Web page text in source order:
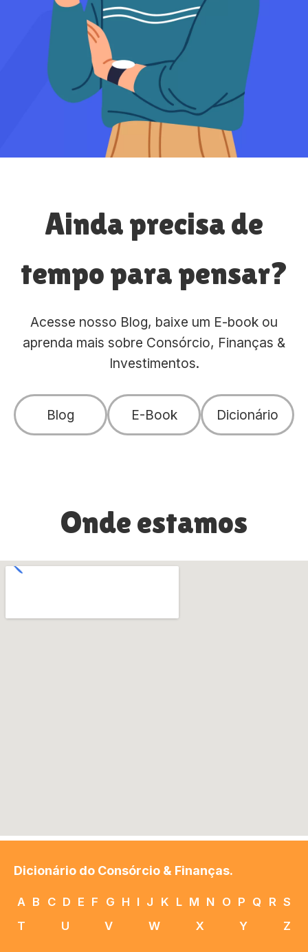
Ainda precisa de
tempo para pensar?
Acesse nosso Blog, baixe um E-book ou
aprenda mais sobre Consórcio, Finanças &
Investimentos.
Blog E-Book Dicionário
Onde estamos
Dicionário do Consórcio & Finanças.
A B C D E F G H I J K L M N O P Q R S
T
U V W X Y Z